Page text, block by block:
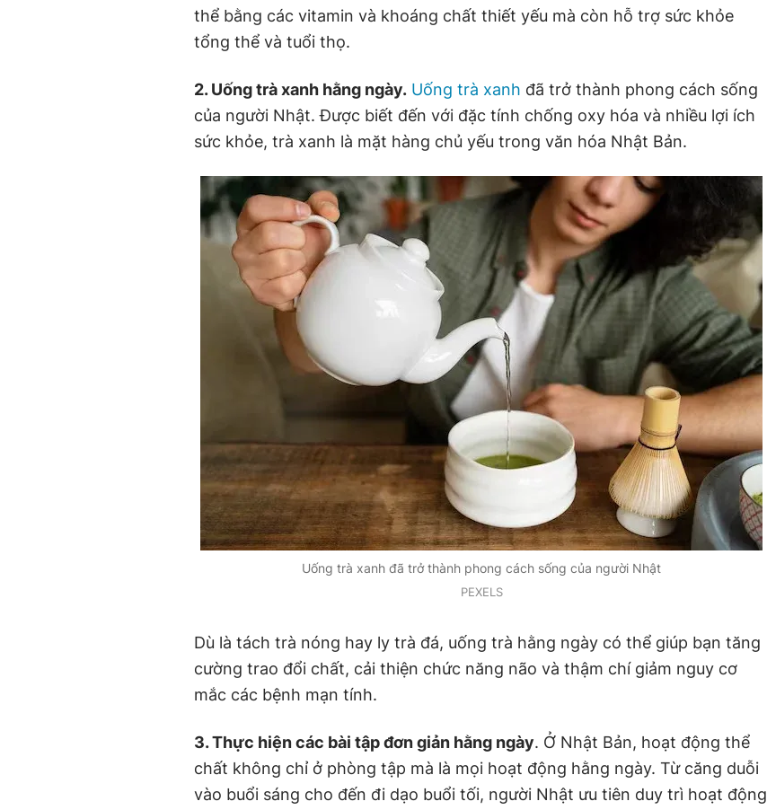
thể bằng các vitamin và khoáng chất thiết yếu mà còn hỗ trợ sức khỏe
tổng thể và tuổi thọ.
2. Uống trà xanh hằng ngày. Uống trà xanh đã trở thành phong cách sống
của người Nhật. Được biết đến với đặc tính chống oxy hóa và nhiều lợi ích
sức khỏe, trà xanh là mặt hàng chủ yếu trong văn hóa Nhật Bản.
Uống trà xanh đã trở thành phong cách sống của người Nhật
PEXELS
Dù là tách trà nóng hay ly trà đá, uống trà hằng ngày có thể giúp bạn tăng
cường trao đổi chất, cải thiện chức năng não và thậm chí giảm nguy cơ
mắc các bệnh mạn tính.
3. Thực hiện các bài tập đơn giản hằng ngày. Ở Nhật Bản, hoạt động thể
chất không chỉ ở phòng tập mà là mọi hoạt động hằng ngày. Từ căng duỗi
vào buổi sáng cho đến đi dạo buổi tối, người Nhật ưu tiên duy trì hoạt động